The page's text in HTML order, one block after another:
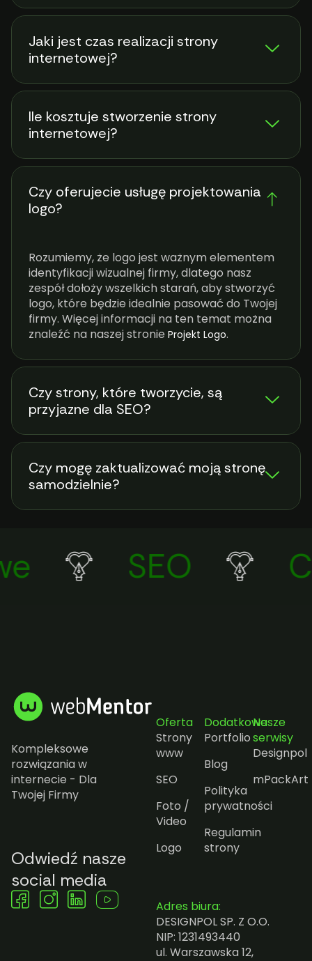
Jaki jest czas realizacji strony
internetowej?
Ile kosztuje stworzenie strony
internetowej?
Czy oferujecie usługę projektowania
logo?
Rozumiemy, że logo jest ważnym elementem
identyfikacji wizualnej firmy, dlatego nasz
zespół dołoży wszelkich starań, aby stworzyć
logo, które będzie idealnie pasować do Twojej
firmy. Więcej informacji na ten temat można
znaleźć na naszej stronie Projekt Logo.
Czy strony, które tworzycie, są
przyjazne dla SEO?
Czy mogę zaktualizować moją stronę
samodzielnie?
SEO
Kompleksowe
rozwiązania w
internecie - Dla
Twojej Firmy
Odwiedź nasze
social media
Oferta
Strony
www
SEO
Foto /
Video
Logo
Dodatkowe
Portfolio
Blog
Polityka
prywatności
Regulamin
strony
Nasze
serwisy
Designpol
mPackArt
Adres biura:
DESIGNPOL SP. Z O.O.
NIP: 1231493440
ul. Warszawska 12,